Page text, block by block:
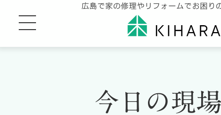
広島で家の修理やリフォームでお困り
今日の現